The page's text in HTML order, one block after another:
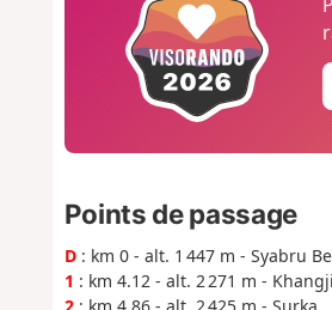
Points de passage
D: km 0 - alt. 1 447 m - Syabru
1 : km 4.12 - alt. 2 271 m -